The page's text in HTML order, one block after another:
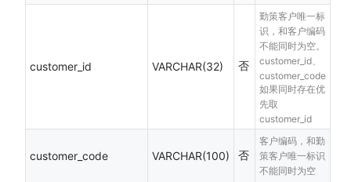
customer_id VARCHAR(32) 否
勤策客户唯一标
识，和客户编码
不能同时为空。
customer_id、
customer_code
如果同时存在优
先取
customer_id
customer_code VARCHAR(100) 否
客户编码，和勤
策客户唯一标识
不能同时为空